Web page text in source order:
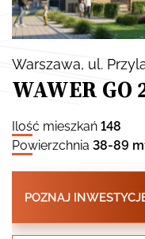
Warszawa, ul.
WAWER GO
Ilość mieszkań 148
Powierzchnia 38-89
POZNAJ